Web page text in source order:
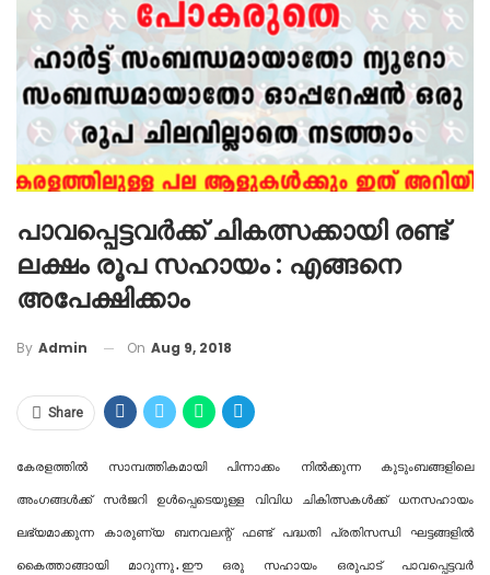
പാവപ്പെട്ടവർക്ക് ചികത്സക്കായി രണ്ട്
ലക്ഷം രൂപ സഹായം : എങ്ങനെ
അപേക്ഷിക്കാം
By Admin On Aug 9, 2018
Share
കേരളത്തില്‍ സാമ്പത്തികമായി പിന്നാക്കം നില്‍ക്കുന്ന കുടുംബങ്ങളിലെ
അംഗങ്ങള്‍ക്ക് സര്‍ജറി ഉള്‍പ്പെടെയുള്ള വിവിധ ചികിത്സകള്‍ക്ക് ധനസഹായം
ലഭ്യമാക്കുന്ന കാരുണ്യ ബനവലന്റ് ഫണ്ട് പദ്ധതി പ്രതിസന്ധി ഘട്ടങ്ങളില്‍
കൈത്താങ്ങായി മാറുന്നു.ഈ ഒരു സഹായം ഒരുപാട് പാവപ്പെട്ടവർ